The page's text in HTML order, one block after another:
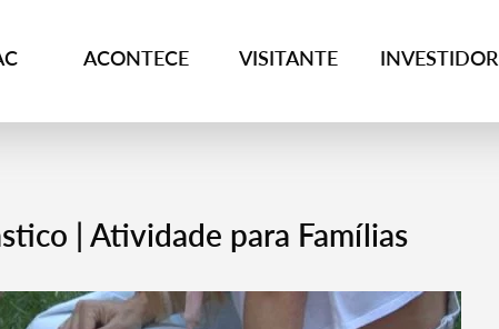
ACONTECE VISITANTE INVESTIDOR
| Atividade para Famílias